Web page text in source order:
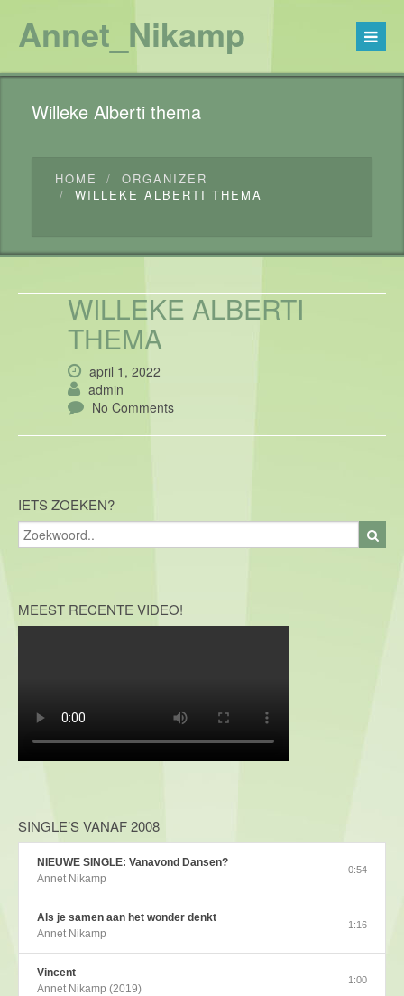
Annet_Nikamp
Willeke Alberti thema
HOME
ORGANIZER
WILLEKE ALBERTI THEMA
WILLEKE ALBERTI
THEMA
april 1, 2022
admin
No Comments
IETS ZOEKEN?
MEEST RECENTE VIDEO!
SINGLE’S VANAF 2008
NIEUWE SINGLE: Vanavond Dansen?
Annet Nikamp
0:54
Als je samen aan het wonder denkt
Annet Nikamp
1:16
Vincent
Annet Nikamp (2019)
1:00